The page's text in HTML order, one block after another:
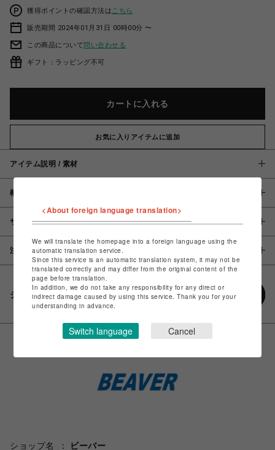
獲得ポイントの確認方法は こちら
販売期間 2024年01月31日 00時00分 〜
この商品について問い合わせる
ギフト：ラッピング不可
カートに入れる
お気に入りアイテムに追加
アイテム説明 / 素材
概要
サイズ
注意事項
シェアする
ショップ名
ビーバー
<About foreign language translation>
We will translate the homepage into a foreign language using the
automatic translation service.
Since this service is an automatic translation system, it may not be
translated correctly and may differ from the original content of the
page before translation.
In addition, we do not take any responsibility for any direct or
indirect damage caused by using this service. Thank you for your
understanding in advance.
Switch language Cancel